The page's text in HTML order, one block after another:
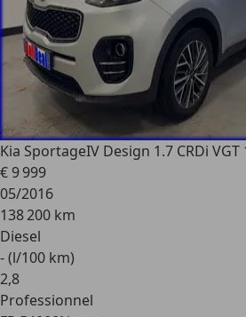
Kia SportageIV Design 1.7 CRDi VGT
€ 9 999
05/2016
138 200 km
Diesel
- (l/100 km)
2,8
Professionnel